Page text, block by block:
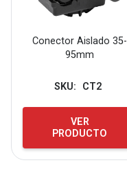
Conector Aislado 35-
95mm
SKU: CT2
VER
PRODUCTO